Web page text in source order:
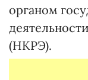
органом
(НКРЭ).